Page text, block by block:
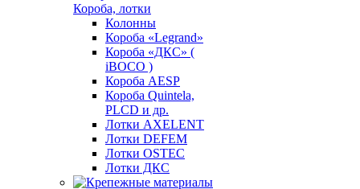
Короба, лотки
Колонны
Короба «Legrand»
Короба «ДКС» (
iBOCO )
Короба AESP
Короба Quintela,
PLCD и др.
Лотки AXELENT
Лотки DEFEM
Лотки OSTEC
Лотки ДКС